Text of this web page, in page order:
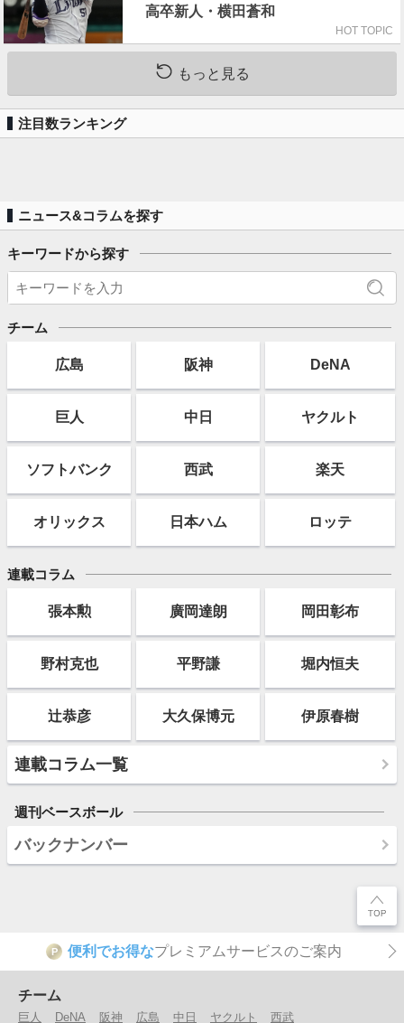
高卒新人・横田蒼和
HOT TOPIC
もっと見る
注目数ランキング
ニュース&コラムを探す
キーワードから探す
チーム
広島 阪神 DeNA
巨人 中日 ヤクルト
ソフトバンク 西武 楽天
オリックス 日本ハム ロッテ
連載コラム
張本勲 廣岡達朗 岡田彰布
野村克也 平野謙 堀内恒夫
辻恭彦 大久保博元 伊原春樹
連載コラム一覧
週刊ベースボール
バックナンバー
P 便利でお得なプレミアムサービスのご案内
チーム
巨人 DeNA 阪神 広島 中日 ヤクルト 西武